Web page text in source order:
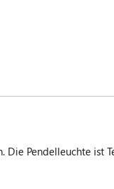
Pendelleuchte ist